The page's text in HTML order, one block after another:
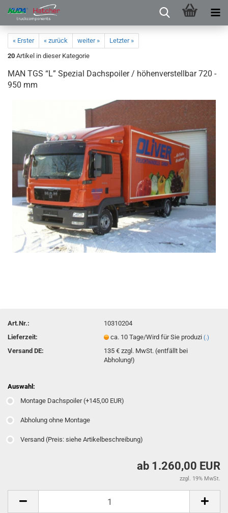
« Erster « zurück weiter »
Letzter »
20 Artikel in dieser Kategorie
MAN TGS “L” Spezial Dachspoiler / höhenverstellbar 720 -
950 mm
Art.Nr.:
10310204
Lieferzeit:
ca. 10 Tage/Wird für Sie produzi(.)
Versand DE:
135 € zzgl. MwSt. (entfällt bei
Abholung!)
Auswahl:
Montage Dachspoiler (+145,00 EUR)
Abholung ohne Montage
Versand (Preis: siehe Artikelbeschreibung)
ab 1.260,00 EUR
zzgl. 19% MwSt.